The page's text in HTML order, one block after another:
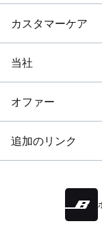
カスタマーケア
当社
オファー
追加のリンク